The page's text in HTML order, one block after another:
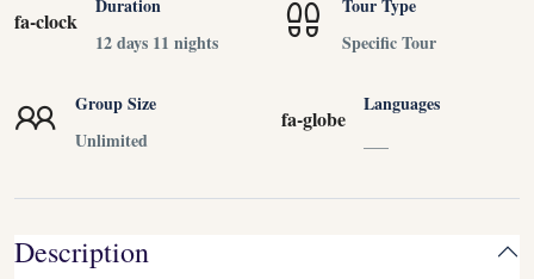
fa-clock
Duration
12 days 11 nights
Tour Type
Specific Tour
Group Size
Unlimited
fa-globe
Languages
Description